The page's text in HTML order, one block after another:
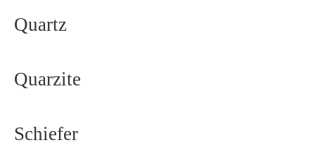
Quartz
Quarzite
Schiefer